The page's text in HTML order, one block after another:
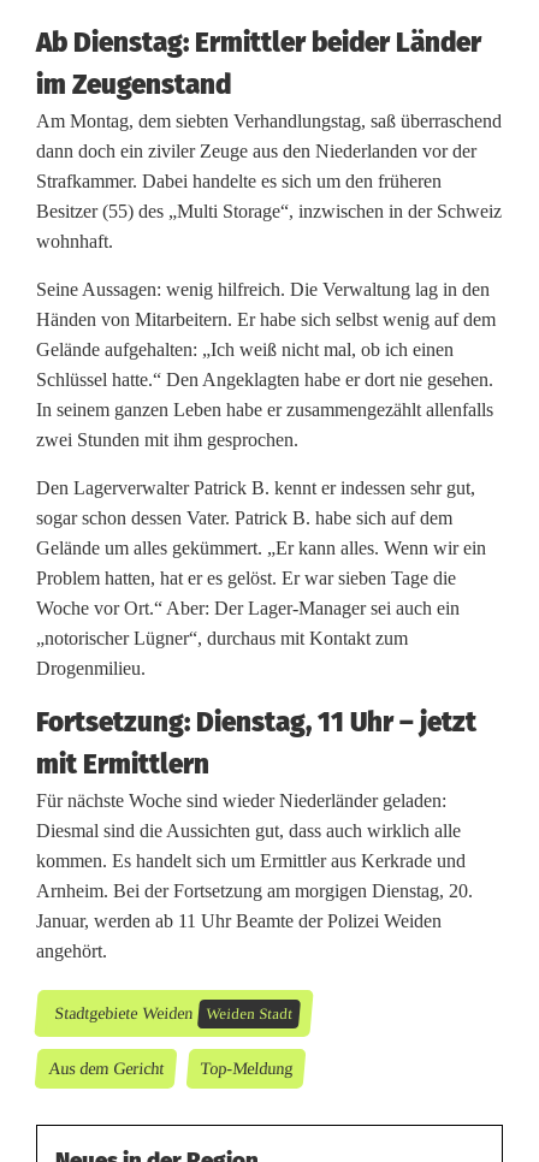
Ab Dienstag: Ermittler beider Länder
im Zeugenstand
Am Montag, dem siebten Verhandlungstag, saß überraschend
dann doch ein ziviler Zeuge aus den Niederlanden vor der
Strafkammer. Dabei handelte es sich um den früheren
Besitzer (55) des „Multi Storage“, inzwischen in der Schweiz
wohnhaft.
Seine Aussagen: wenig hilfreich. Die Verwaltung lag in den
Händen von Mitarbeitern. Er habe sich selbst wenig auf dem
Gelände aufgehalten: „Ich weiß nicht mal, ob ich einen
Schlüssel hatte.“ Den Angeklagten habe er dort nie gesehen.
In seinem ganzen Leben habe er zusammengezählt allenfalls
zwei Stunden mit ihm gesprochen.
Den Lagerverwalter Patrick B. kennt er indessen sehr gut,
sogar schon dessen Vater. Patrick B. habe sich auf dem
Gelände um alles gekümmert. „Er kann alles. Wenn wir ein
Problem hatten, hat er es gelöst. Er war sieben Tage die
Woche vor Ort.“ Aber: Der Lager-Manager sei auch ein
„notorischer Lügner“, durchaus mit Kontakt zum
Drogenmilieu.
Fortsetzung: Dienstag, 11 Uhr – jetzt
mit Ermittlern
Für nächste Woche sind wieder Niederländer geladen:
Diesmal sind die Aussichten gut, dass auch wirklich alle
kommen. Es handelt sich um Ermittler aus Kerkrade und
Arnheim. Bei der Fortsetzung am morgigen Dienstag, 20.
Januar, werden ab 11 Uhr Beamte der Polizei Weiden
angehört.
Stadtgebiete Weiden Weiden Stadt
Aus dem Gericht Top-Meldung